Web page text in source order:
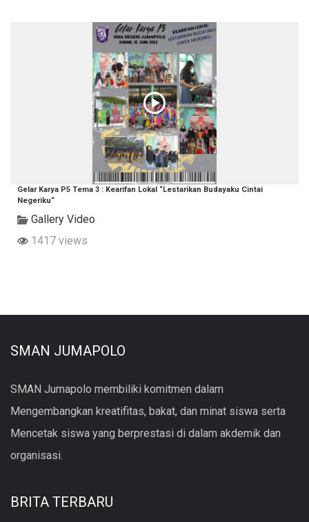
Gelar Karya P5 Tema 3 : Kearifan Lokal “Lestarikan Budayaku Cintai
Negeriku“
Gallery Video
1417 views
SMAN JUMAPOLO
SMAN Jumapolo membiliki komitmen dalam
Mengembangkan kreatifitas, bakat, dan minat siswa serta
Mencetak siswa yang berprestasi di dalam akdemik dan
organisasi.
BRITA TERBARU